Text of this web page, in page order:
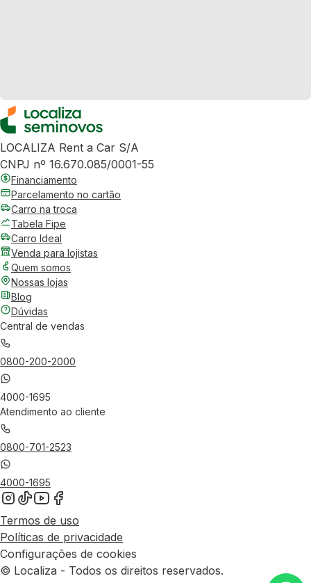
LOCALIZA Rent a Car S/A
CNPJ nº 16.670.085/0001-55
Financiamento
Parcelamento no cartão
Carro na troca
Tabela Fipe
Carro Ideal
Venda para lojistas
Quem somos
Nossas lojas
Blog
Dúvidas
Central de vendas
0800-200-2000
4000-1695
Atendimento ao cliente
0800-701-2523
4000-1695
Termos de uso
Políticas de privacidade
Configurações de cookies
© Localiza - Todos os direitos reservados.